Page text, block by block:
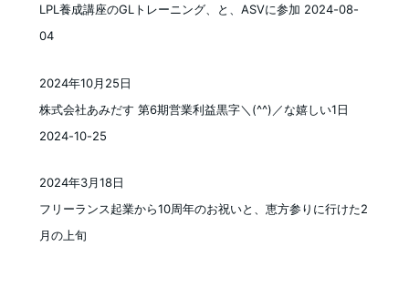
LPL養成講座のGLトレーニング、と、ASVに参加 2024-08-
04
株式会社あみだす 第6期営業利益黒字＼(^^)／な嬉しい1日
2024-10-25
2024年10月25日
フリーランス起業から10周年のお祝いと、恵方参りに行けた2
月の上旬
2024年3月18日